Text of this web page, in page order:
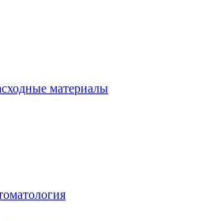
материалы